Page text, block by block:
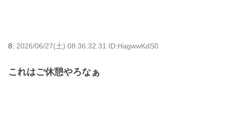
8: 2026/06/27(土) 08:36:32.31 ID:HagwwKdS0
これはご休憩やろなぁ